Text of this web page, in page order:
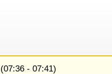
(07:36 - 07:41)